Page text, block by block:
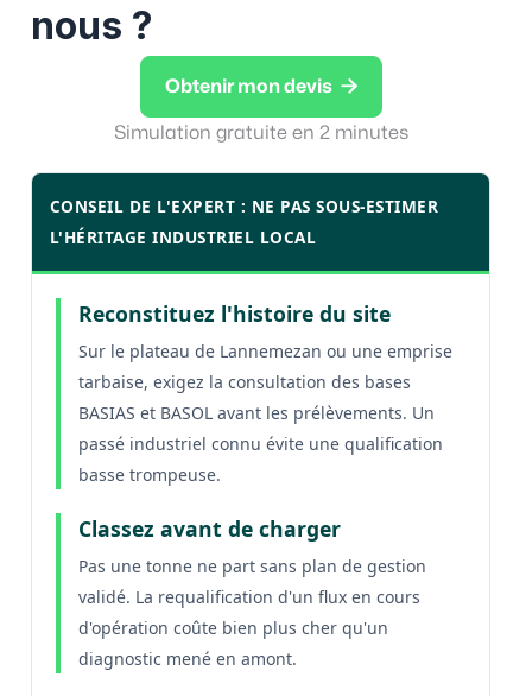
nous ?
Obtenir mon devis 
Simulation gratuite en 2 minutes
CONSEIL DE L'EXPERT : NE PAS SOUS-ESTIMER
L'HÉRITAGE INDUSTRIEL LOCAL
Reconstituez l'histoire du site
Sur le plateau de Lannemezan ou une emprise
tarbaise, exigez la consultation des bases
BASIAS et BASOL avant les prélèvements. Un
passé industriel connu évite une qualification
basse trompeuse.
Classez avant de charger
Pas une tonne ne part sans plan de gestion
validé. La requalification d'un flux en cours
d'opération coûte bien plus cher qu'un
diagnostic mené en amont.